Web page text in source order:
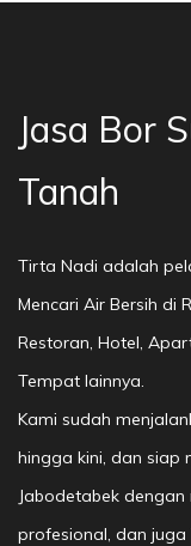
Jasa Bor
Tanah
Tirta Nadi adalah
Mencari Air Bersih di
Restoran, Hotel,
Tempat lainnya.
Kami sudah
hingga kini, dan siap
Jabodetabek
profesional, dan juga